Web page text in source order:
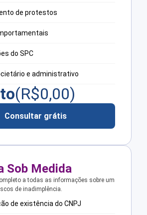
de protestos
do SPC
e administrativo
(R$0,00)
Consultar grátis
Sob Medida
a todas as informações sobre um
de inadimplência.
de existência do CNPJ